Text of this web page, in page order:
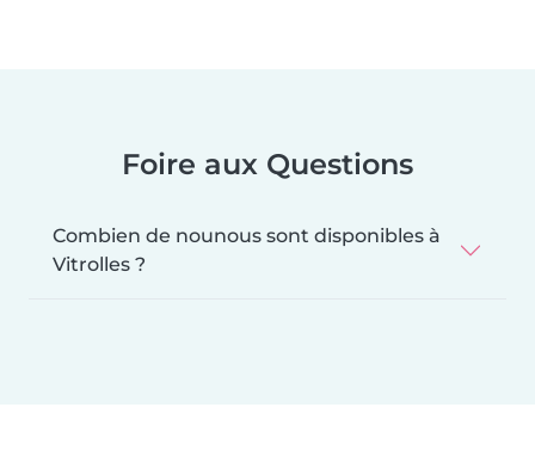
Foire aux Questions
Combien de nounous sont disponibles à
Vitrolles ?